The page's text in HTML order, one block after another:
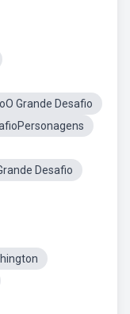
Grande Desafio
Desafio